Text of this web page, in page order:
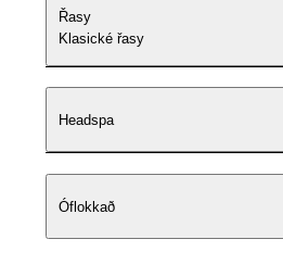
Řasy
Klasické řasy
Headspa
Óflokkað